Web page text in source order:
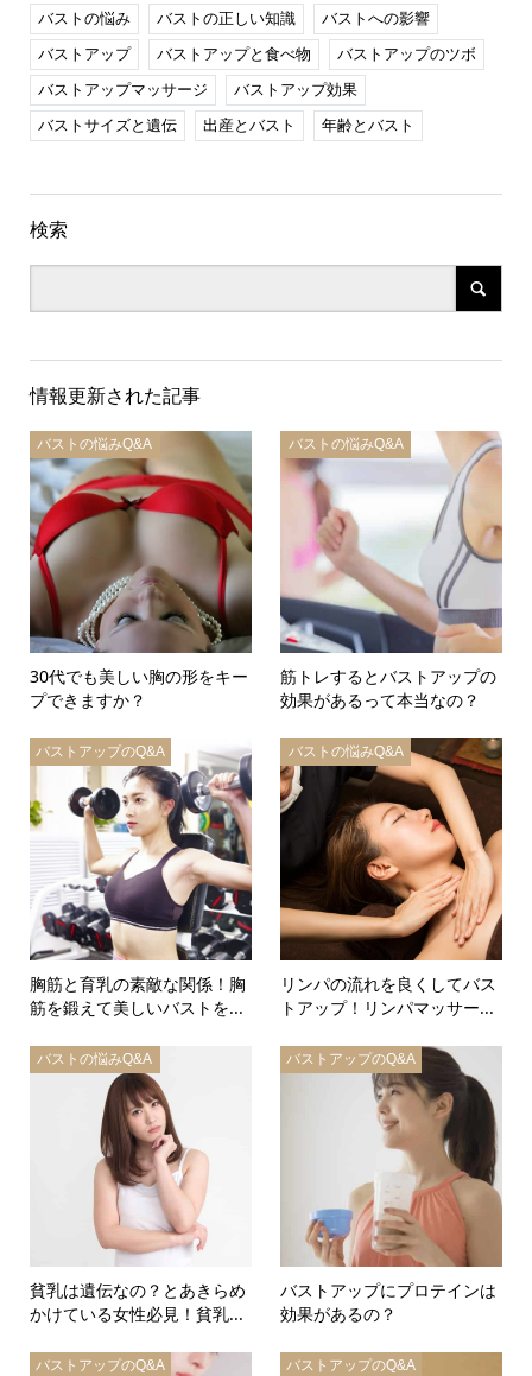
バストの悩み
バストの正しい知識
バストへの影響
バストアップ
バストアップと食べ物
バストアップのツボ
バストアップマッサージ
バストアップ効果
バストサイズと遺伝
出産とバスト 年齢とバスト
検索
情報更新された記事
バストの悩みQ&A
30代でも美しい胸の形をキー
プできますか？
バストの悩みQ&A
筋トレするとバストアップの
効果があるって本当なの？
バストアップのQ&A
胸筋と育乳の素敵な関係！胸
筋を鍛えて美しいバストを...
バストの悩みQ&A
リンパの流れを良くしてバス
トアップ！リンパマッサー...
バストの悩みQ&A
貧乳は遺伝なの？とあきらめ
かけている女性必見！貧乳...
バストアップのQ&A
バストアップにプロテインは
効果があるの？
バストアップのQ&A バストアップのQ&A